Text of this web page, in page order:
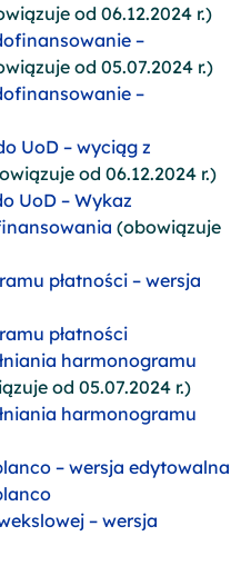
od 06.12.2024 r.)
–
od 05.07.2024 r.)
–
UoD – wyciąg z
od 06.12.2024 r.)
UoD – Wykaz
(obowiązuje
płatności – wersja
płatności
harmonogramu
od 05.07.2024 r.)
harmonogramu
– wersja edytowalna
– wersja